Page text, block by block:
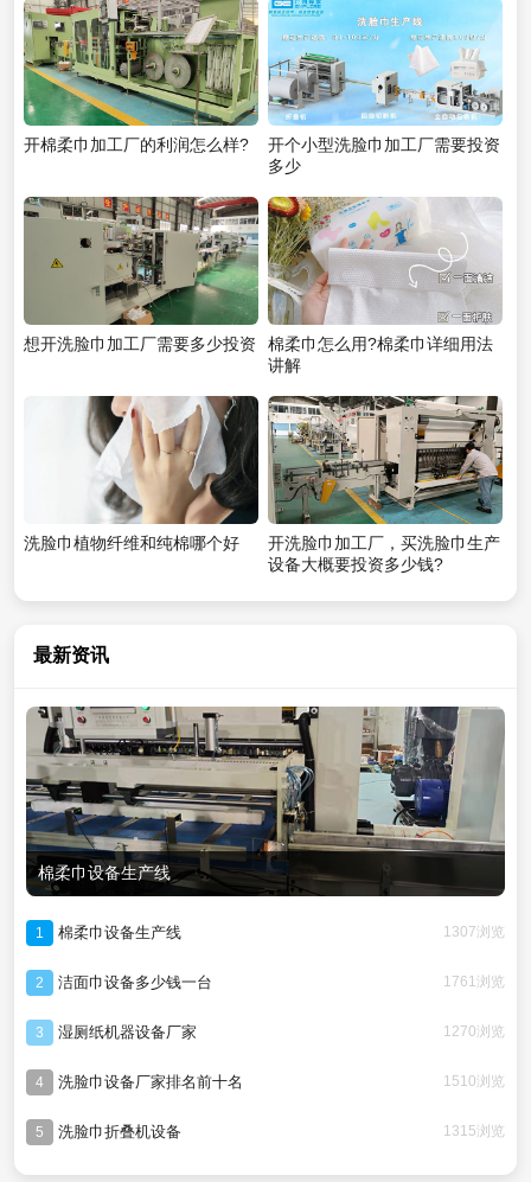
开棉柔巾加工厂的利润怎么样?
开个小型洗脸巾加工厂需要投资
多少
想开洗脸巾加工厂需要多少投资
棉柔巾怎么用?棉柔巾详细用法
讲解
洗脸巾植物纤维和纯棉哪个好
开洗脸巾加工厂，买洗脸巾生产
设备大概要投资多少钱?
最新资讯
棉柔巾设备生产线
1 棉柔巾设备生产线 1307浏览
2 洁面巾设备多少钱一台 1761浏览
3 湿厕纸机器设备厂家 1270浏览
4 洗脸巾设备厂家排名前十名 1510浏览
5 洗脸巾折叠机设备 1315浏览